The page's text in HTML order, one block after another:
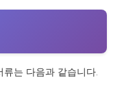
는 다음과 같습니다.